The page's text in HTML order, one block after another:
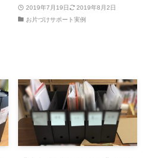
2019年7月19日
2019年8月2日
お片づけサポート実例